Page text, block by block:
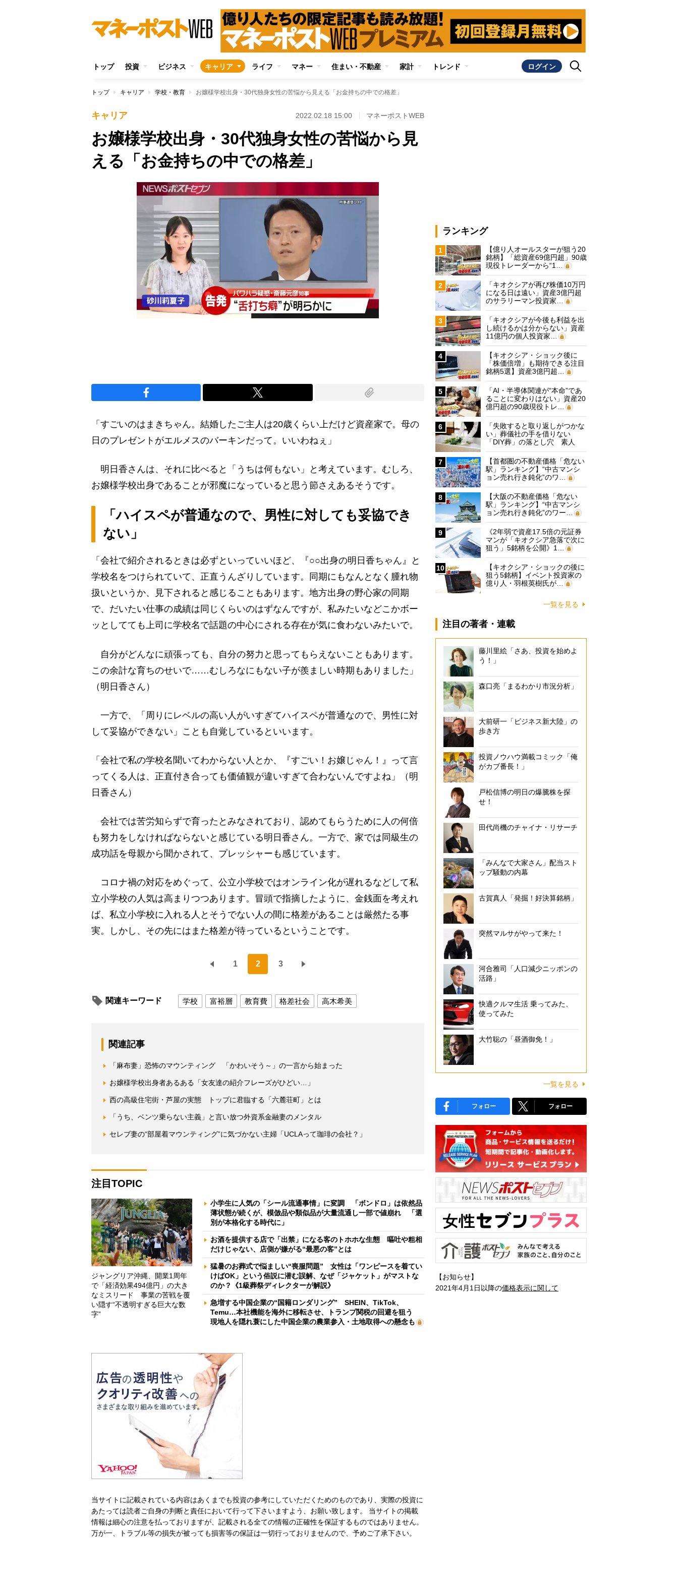
トップ 投資 ビジネス キャリア ライフ マネー 住まい・不動産 家計 トレンド ログイン
トップ キャリア 学校・教育 お嬢様学校出身・30代独身女性の苦悩から見える「お金持ちの中での格差」
キャリア 2022.02.18 15:00 マネーポストWEB
お嬢様学校出身・30代独身女性の苦悩から見
える「お金持ちの中での格差」
「すごいのはまきちゃん。結婚したご主人は20歳くらい上だけど資産家で。母の
日のプレゼントがエルメスのバーキンだって。いいわねぇ」
明日香さんは、それに比べると「うちは何もない」と考えています。むしろ、
お嬢様学校出身であることが邪魔になっていると思う節さえあるそうです。
「ハイスペが普通なので、男性に対しても妥協でき
ない」
「会社で紹介されるときは必ずといっていいほど、『○○出身の明日香ちゃん』と
学校名をつけられていて、正直うんざりしています。同期にもなんとなく腫れ物
扱いというか、見下されると感じることもあります。地方出身の野心家の同期
で、だいたい仕事の成績は同じくらいのはずなんですが、私みたいなどこかボー
ッとしてても上司に学校名で話題の中心にされる存在が気に食わないみたいで。
自分がどんなに頑張っても、自分の努力と思ってもらえないこともあります。
この余計な育ちのせいで……むしろなにもない子が羨ましい時期もありました」
（明日香さん）
一方で、「周りにレベルの高い人がいすぎてハイスペが普通なので、男性に対
して妥協ができない」ことも自覚しているといいます。
「会社で私の学校名聞いてわからない人とか、『すごい！お嬢じゃん！』って言
ってくる人は、正直付き合っても価値観が違いすぎて合わないんですよね」（明
日香さん）
会社では苦労知らずで育ったとみなされており、認めてもらうために人の何倍
も努力をしなければならないと感じている明日香さん。一方で、家では同級生の
成功話を母親から聞かされて、プレッシャーも感じています。
コロナ禍の対応をめぐって、公立小学校ではオンライン化が遅れるなどして私
立小学校の人気は高まりつつあります。冒頭で指摘したように、金銭面を考えれ
ば、私立小学校に入れる人とそうでない人の間に格差があることは厳然たる事
実。しかし、その先にはまた格差が待っているということです。
1 2 3
関連キーワード 学校 富裕層 教育費 格差社会 高木希美
関連記事
「麻布妻」恐怖のマウンティング 「かわいそう～」の一言から始まった
お嬢様学校出身者あるある「女友達の紹介フレーズがひどい…」
西の高級住宅街・芦屋の実態 トップに君臨する「六麓荘町」とは
「うち、ベンツ乗らない主義」と言い放つ外資系金融妻のメンタル
セレブ妻の“部屋着マウンティング”に気づかない主婦「UCLAって珈琲の会社？」
注目TOPIC
ジャングリア沖縄、開業1周年
で「経済効果494億円」の大き
なミスリード 事業の苦戦を覆
い隠す“不透明すぎる巨大な数
字”
小学生に人気の「シール流通事情」に変調 「ボンドロ」は依然品
薄状態が続くが、模倣品や類似品が大量流通し一部で値崩れ 「選
別が本格化する時代に」
お酒を提供する店で「出禁」になる客のトホホな生態 嘔吐や粗相
だけじゃない、店側が嫌がる“最悪の客”とは
猛暑のお葬式で悩ましい“喪服問題” 女性は「ワンピースを着てい
けばOK」という俗説に潜む誤解、なぜ「ジャケット」がマストな
のか？《1級葬祭ディレクターが解説》
急増する中国企業の“国籍ロンダリング” SHEIN、TikTok、
Temu…本社機能を海外に移転させ、トランプ関税の回避を狙う
現地人を隠れ蓑にした中国企業の農業参入・土地取得への懸念も
当サイトに記載されている内容はあくまでも投資の参考にしていただくためのものであり、実際の投資に
あたっては読者ご自身の判断と責任において行って下さいますよう、お願い致します。 当サイトの掲載
情報は細心の注意を払っておりますが、記載される全ての情報の正確性を保証するものではありません。
万が一、トラブル等の損失が被っても損害等の保証は一切行っておりませんので、予めご了承下さい。
ランキング
1
【億り人オールスターが狙う20
銘柄】「総資産69億円超」90歳
現役トレーダーから“1…
2
「キオクシアが再び株価10万円
になる日は遠い」資産3億円超
のサラリーマン投資家…
3
「キオクシアが今後も利益を出
し続けるかは分からない」資産
11億円の個人投資家…
4
【キオクシア・ショック後に
「株価倍増」も期待できる注目
銘柄5選】資産3億円超…
5
「AI・半導体関連が“本命”であ
ることに変わりはない」資産20
億円超の90歳現役トレ…
6
「失敗すると取り返しがつかな
い」葬儀社の手を借りない
「DIY葬」の落とし穴 素人
に…
7
【首都圏の不動産価格「危ない
駅」ランキング】“中古マンシ
ョン売れ行き鈍化”のワ…
8
【大阪の不動産価格「危ない
駅」ランキング】“中古マンシ
ョン売れ行き鈍化”のワー…
9
《2年弱で資産17.5倍の元証券
マンが「キオクシア急落で次に
狙う」5銘柄を公開》1…
10
【キオクシア・ショックの後に
狙う5銘柄】イベント投資家の
億り人・羽根英樹氏が…
一覧を見る
注目の著者・連載
藤川里絵「さあ、投資を始めよ
う！」
森口亮「まるわかり市況分析」
大前研一「ビジネス新大陸」の
歩き方
投資ノウハウ満載コミック「俺
がカブ番長！」
戸松信博の明日の爆騰株を探
せ！
田代尚機のチャイナ・リサーチ
「みんなで大家さん」配当スト
ップ騒動の内幕
古賀真人「発掘！好決算銘柄」
突然マルサがやって来た！
河合雅司「人口減少ニッポンの
活路」
快適クルマ生活 乗ってみた、
使ってみた
大竹聡の「昼酒御免！」
一覧を見る
フォロー フォロー
【お知らせ】
2021年4月1日以降の価格表示に関して